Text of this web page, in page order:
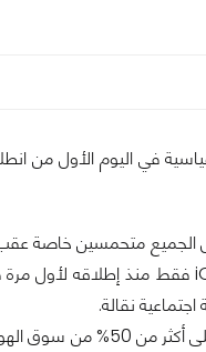
في اليوم الأول من
الجميع متحمسين خاصة
ولكن الجدير بالذكر أن أجهزة الأندرويد